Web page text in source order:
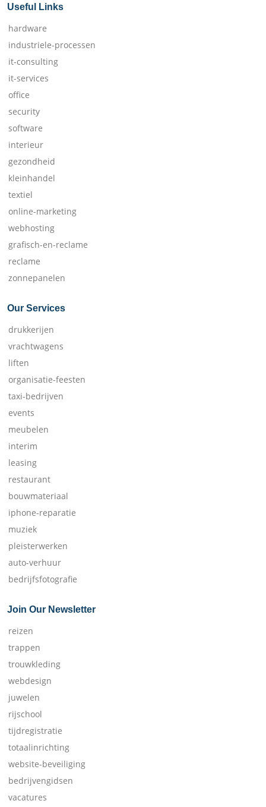
Useful Links
hardware
industriele-processen
it-consulting
it-services
office
security
software
interieur
gezondheid
kleinhandel
textiel
online-marketing
webhosting
grafisch-en-reclame
reclame
zonnepanelen
Our Services
drukkerijen
vrachtwagens
liften
organisatie-feesten
taxi-bedrijven
events
meubelen
interim
leasing
restaurant
bouwmateriaal
iphone-reparatie
muziek
pleisterwerken
auto-verhuur
bedrijfsfotografie
Join Our Newsletter
reizen
trappen
trouwkleding
webdesign
juwelen
rijschool
tijdregistratie
totaalinrichting
website-beveiliging
bedrijvengidsen
vacatures